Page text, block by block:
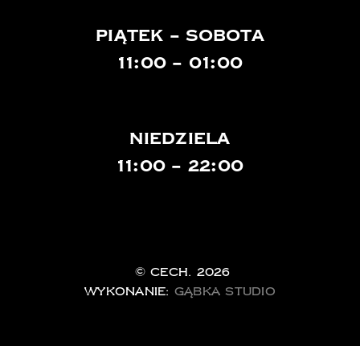
Piątek – sobota
11:00 – 01:00
niedziela
11:00 – 22:00
© Cech. 2026
Wykonanie: Gąbka Studio